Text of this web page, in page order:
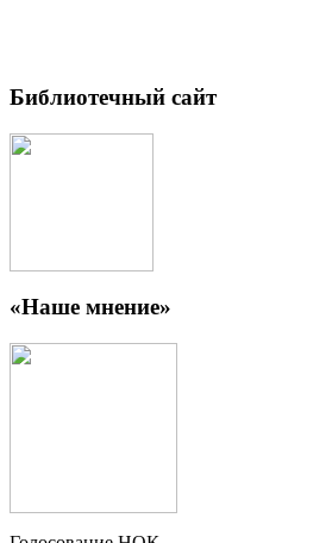
Библиотечный сайт
«Наше мнение»